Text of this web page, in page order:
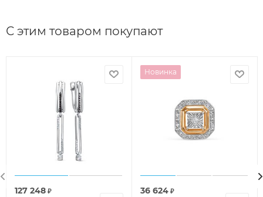
С этим товаром покупают
127 248 ₽
Новинка
36 624 ₽